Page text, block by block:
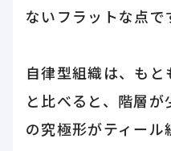
ないフラットな点で
自律型組織は、も
と比べると、階層
の究極形がティール